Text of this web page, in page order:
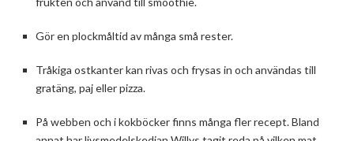
Gör en plockmåltid av många små rester.
Tråkiga ostkanter kan rivas och frysas in och användas till
gratäng, paj eller pizza.
På webben och i kokböcker finns många fler recept. Bland